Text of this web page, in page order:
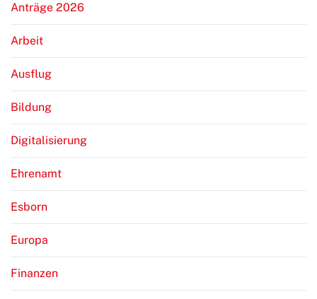
Anträge 2026
Arbeit
Ausflug
Bildung
Digitalisierung
Ehrenamt
Esborn
Europa
Finanzen